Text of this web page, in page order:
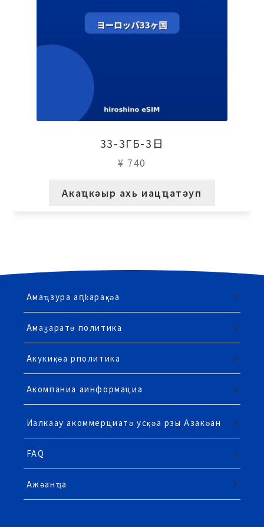
33-3ГБ-3日
¥ 740
Акаҵкәыр ахь иацҵатәуп
Амаҵзура аԥҟарақәа
Амаӡаратә политика
Акукиқәа рполитика
Акомпаниа аинформациа
Иалкаау акоммерциатә усқәа рзы Азакәан
FAQ
Ажәанҵа